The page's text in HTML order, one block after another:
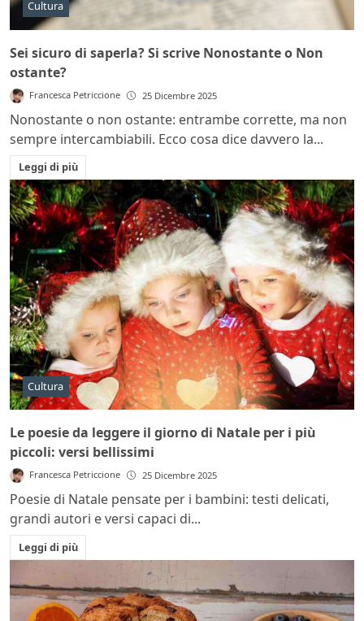
Cultura
Sei sicuro di saperla? Si scrive Nonostante o Non
ostante?
Francesca Petriccione 25 Dicembre 2025
Nonostante o non ostante: entrambe corrette, ma non
sempre intercambiabili. Ecco cosa dice davvero la...
Leggi di più
Cultura
Le poesie da leggere il giorno di Natale per i più
piccoli: versi bellissimi
Francesca Petriccione 25 Dicembre 2025
Poesie di Natale pensate per i bambini: testi delicati,
grandi autori e versi capaci di...
Leggi di più